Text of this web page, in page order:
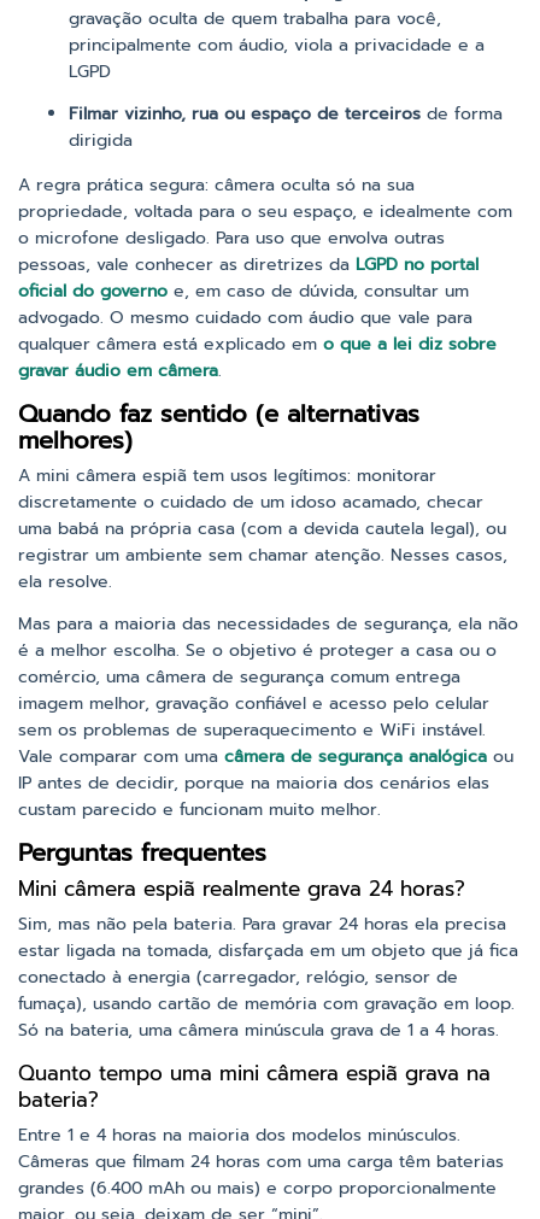
gravação oculta de quem trabalha para você,
principalmente com áudio, viola a privacidade e a
LGPD
Filmar vizinho, rua ou espaço de terceiros de forma
dirigida
A regra prática segura: câmera oculta só na sua
propriedade, voltada para o seu espaço, e idealmente com
o microfone desligado. Para uso que envolva outras
pessoas, vale conhecer as diretrizes da LGPD no portal
oficial do governo e, em caso de dúvida, consultar um
advogado. O mesmo cuidado com áudio que vale para
qualquer câmera está explicado em o que a lei diz sobre
gravar áudio em câmera.
Quando faz sentido (e alternativas
melhores)
A mini câmera espiã tem usos legítimos: monitorar
discretamente o cuidado de um idoso acamado, checar
uma babá na própria casa (com a devida cautela legal), ou
registrar um ambiente sem chamar atenção. Nesses casos,
ela resolve.
Mas para a maioria das necessidades de segurança, ela não
é a melhor escolha. Se o objetivo é proteger a casa ou o
comércio, uma câmera de segurança comum entrega
imagem melhor, gravação confiável e acesso pelo celular
sem os problemas de superaquecimento e WiFi instável.
Vale comparar com uma câmera de segurança analógica ou
IP antes de decidir, porque na maioria dos cenários elas
custam parecido e funcionam muito melhor.
Perguntas frequentes
Mini câmera espiã realmente grava 24 horas?
Sim, mas não pela bateria. Para gravar 24 horas ela precisa
estar ligada na tomada, disfarçada em um objeto que já fica
conectado à energia (carregador, relógio, sensor de
fumaça), usando cartão de memória com gravação em loop.
Só na bateria, uma câmera minúscula grava de 1 a 4 horas.
Quanto tempo uma mini câmera espiã grava na
bateria?
Entre 1 e 4 horas na maioria dos modelos minúsculos.
Câmeras que filmam 24 horas com uma carga têm baterias
grandes (6.400 mAh ou mais) e corpo proporcionalmente